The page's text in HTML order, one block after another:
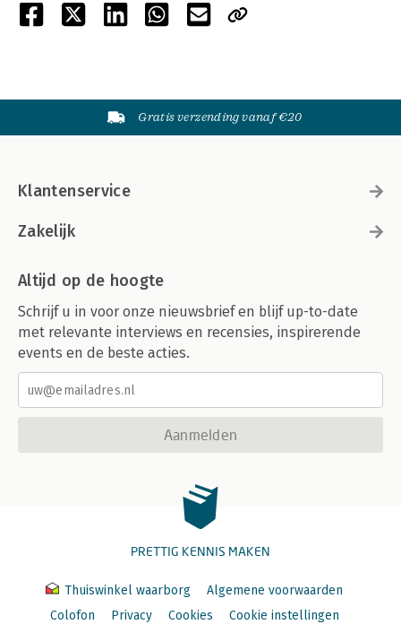
Gratis verzending vanaf €20
Klantenservice
Zakelijk
Altijd op de hoogte
Schrijf u in voor onze nieuwsbrief en blijf up-to-date
met relevante interviews en recensies, inspirerende
events en de beste acties.
Aanmelden
PRETTIG KENNIS MAKEN
Thuiswinkel waarborg
Algemene voorwaarden
Colofon
Privacy Cookies Cookie instellingen